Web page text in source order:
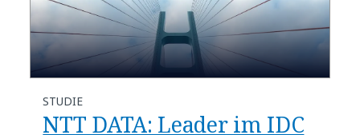
STUDIE
NTT DATA: Leader im IDC